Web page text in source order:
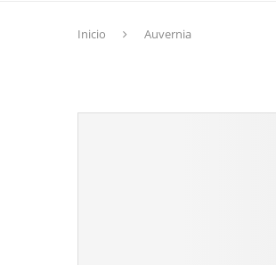
Inicio Auvernia